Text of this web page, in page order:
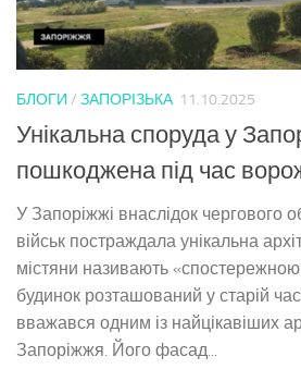
БЛОГИ / ЗАПОРІЗЬКА 11.10.2025
Унікальна споруда у
пошкоджена під час
У Запоріжжі внаслідок чергового
військ постраждала унікальна
містяни називають
будинок розташований у старій
вважався одним із найцікавіших
Запоріжжя. Його фасад...